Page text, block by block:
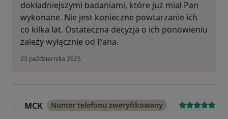
dokładniejszymi badaniami, które już miał Pan
wykonane. Nie jest konieczne powtarzanie ich
co kilka lat. Ostateczna decyzja o ich ponowieniu
zależy wyłącznie od Pana.
23 października 2025
MCK Numer telefonu zweryfikowany